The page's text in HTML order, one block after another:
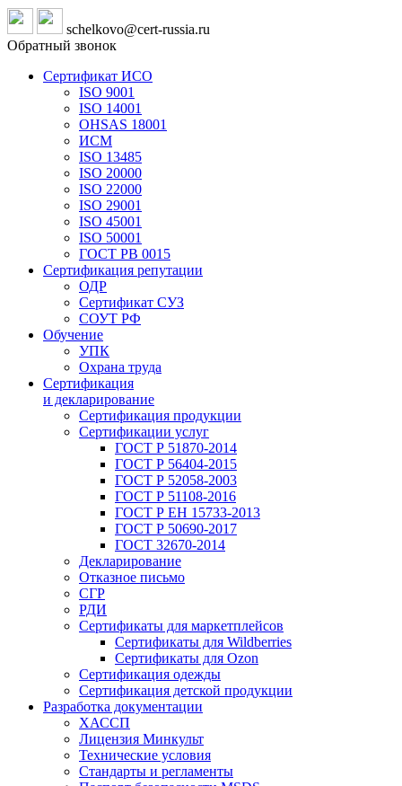
schelkovo@cert-russia.ru
Обратный звонок
Сертификат ИСО
ISO 9001
ISO 14001
OHSAS 18001
ИСМ
ISO 13485
ISO 20000
ISO 22000
ISO 29001
ISO 45001
ISO 50001
ГОСТ РВ 0015
Сертификация репутации
ОДР
Сертификат СУЗ
СОУТ РФ
Обучение
УПК
Охрана труда
Сертификация
и декларирование
Сертификация продукции
Сертификации услуг
ГОСТ Р 51870-2014
ГОСТ Р 56404-2015
ГОСТ Р 52058-2003
ГОСТ Р 51108-2016
ГОСТ Р ЕН 15733-2013
ГОСТ Р 50690-2017
ГОСТ 32670-2014
Декларирование
Отказное письмо
СГР
РДИ
Сертификаты для маркетплейсов
Сертификаты для Wildberries
Сертификаты для Ozon
Сертификация одежды
Сертификация детской продукции
Разработка документации
ХАССП
Лицензия Минкульт
Технические условия
Стандарты и регламенты